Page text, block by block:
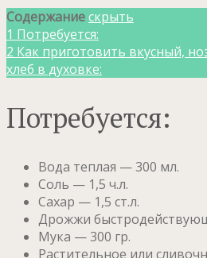
Содержаниескрыть
1 Потребуется:
2 Как приготовить вкусный,
хлеб в духовке:
Потребуется:
Вода теплая — 300 мл.
Соль — 1,5 ч.л.
Сахар — 1,5 ст.л.
Дрожжи
Мука — 300 гр.
Растительное или